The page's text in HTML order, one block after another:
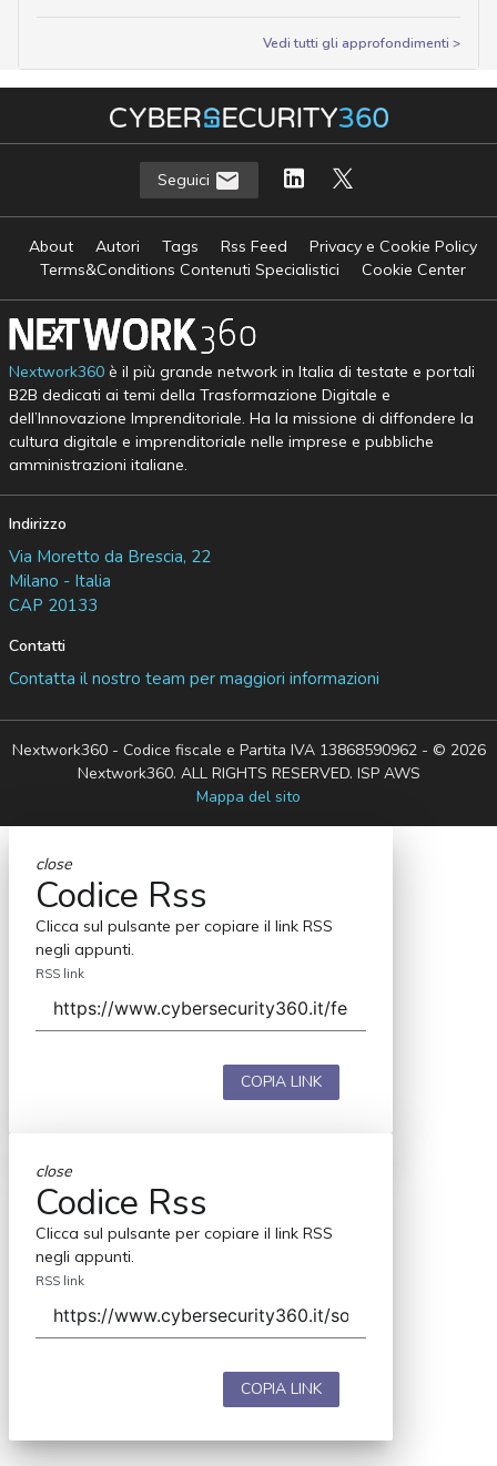
Vedi tutti gli approfondimenti >
Seguici
About Autori Tags Rss Feed
Privacy e Cookie Policy
Terms&Conditions Contenuti Specialistici
Cookie Center
Nextwork360è il più grande network in Italia di testate e portali
B2B dedicati ai temi della Trasformazione Digitale e
dell’Innovazione Imprenditoriale. Ha la missione di diffondere la
cultura digitale e imprenditoriale nelle imprese e pubbliche
amministrazioni italiane.
Indirizzo
Via Moretto da Brescia, 22
Milano - Italia
CAP 20133
Contatti
Contatta il nostro team per maggiori informazioni
Nextwork360 - Codice fiscale e Partita IVA 13868590962 - © 2026
Nextwork360. ALL RIGHTS RESERVED. ISP AWS
Mappa del sito
close
Codice Rss
Clicca sul pulsante per copiare il link RSS
negli appunti.
RSS link
COPIA LINK
close
Codice Rss
Clicca sul pulsante per copiare il link RSS
negli appunti.
RSS link
COPIA LINK